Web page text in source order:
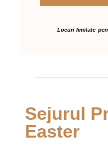
Locuri limitate
Sejurul
Easter